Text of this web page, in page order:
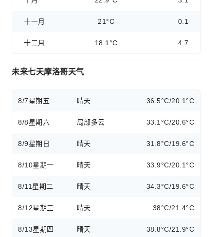
十一月 21°C 0.1
十二月 18.1°C 4.7
未来七天摩洛哥天气
8/7星期五 晴天 36.5°C/20.1°C
8/8星期六 局部多云 33.1°C/20.6°C
8/9星期日 晴天 31.8°C/19.6°C
8/10星期一 晴天 33.9°C/20.1°C
8/11 星期二 晴天 34.3°C/19.6°C
8/12星期三 晴天 38°C/21.4°C
8/13星期四 晴天 38.8°C/21.9°C